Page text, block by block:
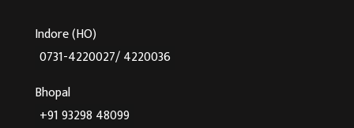
Indore (HO)
0731-4220027/ 4220036
Bhopal
+91 93298 48099